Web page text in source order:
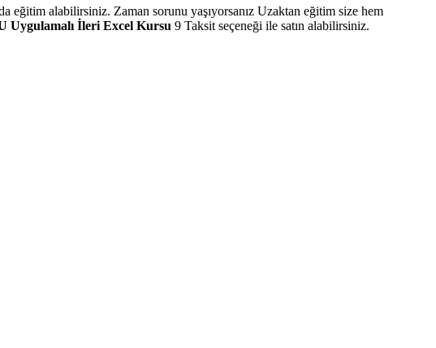
eğitim alabilirsiniz. Zaman sorunu yaşıyorsanız Uzaktan eğitim size hem
Uygulamalı İleri Excel Kursu 9 Taksit seçeneği ile satın alabilirsiniz.